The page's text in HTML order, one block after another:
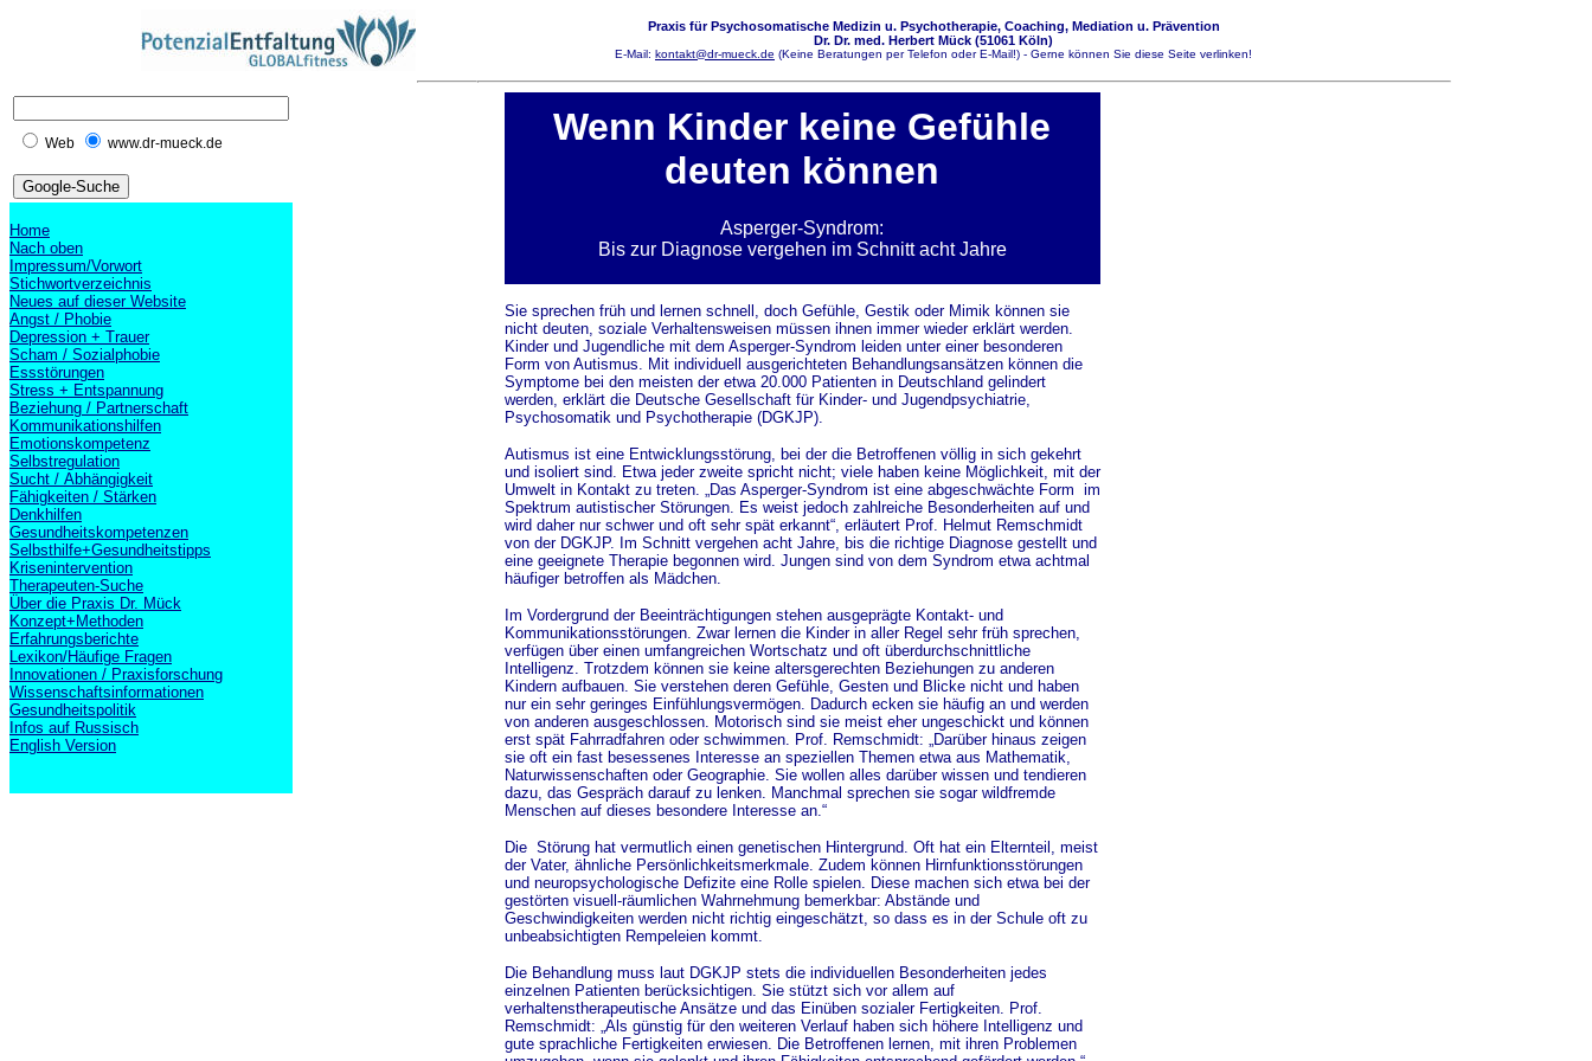
Praxis für Psychosomatische Medizin u. Psychotherapie, Coaching, Mediation u. Prävention
Dr. Dr. med. Herbert Mück (51061 Köln)
E-Mail: kontakt@dr-mueck.de (Keine Beratungen per Telefon oder E-Mail!) - Gerne können Sie diese Seite verlinken!
Web www.dr-mueck.de
Home
Nach oben
Impressum/Vorwort
Stichwortverzeichnis
Neues auf dieser Website
Angst / Phobie
Depression + Trauer
Scham / Sozialphobie
Essstörungen
Stress + Entspannung
Beziehung / Partnerschaft
Kommunikationshilfen
Emotionskompetenz
Selbstregulation
Sucht / Abhängigkeit
Fähigkeiten / Stärken
Denkhilfen
Gesundheitskompetenzen
Selbsthilfe+Gesundheitstipps
Krisenintervention
Therapeuten-Suche
Über die Praxis Dr. Mück
Konzept+Methoden
Erfahrungsberichte
Lexikon/Häufige Fragen
Innovationen / Praxisforschung
Wissenschaftsinformationen
Gesundheitspolitik
Infos auf Russisch
English Version
Wenn Kinder keine Gefühle
deuten können
Asperger-Syndrom:
Bis zur Diagnose vergehen im Schnitt acht Jahre
Sie sprechen früh und lernen schnell, doch Gefühle, Gestik oder Mimik können sie
nicht deuten, soziale Verhaltensweisen müssen ihnen immer wieder erklärt werden.
Kinder und Jugendliche mit dem Asperger-Syndrom leiden unter einer besonderen
Form von Autismus. Mit individuell ausgerichteten Behandlungsansätzen können die
Symptome bei den meisten der etwa 20.000 Patienten in Deutschland gelindert
werden, erklärt die Deutsche Gesellschaft für Kinder- und Jugendpsychiatrie,
Psychosomatik und Psychotherapie (DGKJP).
Autismus ist eine Entwicklungsstörung, bei der die Betroffenen völlig in sich gekehrt
und isoliert sind. Etwa jeder zweite spricht nicht; viele haben keine Möglichkeit, mit der
Umwelt in Kontakt zu treten. „Das Asperger-Syndrom ist eine abgeschwächte Form im
Spektrum autistischer Störungen. Es weist jedoch zahlreiche Besonderheiten auf und
wird daher nur schwer und oft sehr spät erkannt“, erläutert Prof. Helmut Remschmidt
von der DGKJP. Im Schnitt vergehen acht Jahre, bis die richtige Diagnose gestellt und
eine geeignete Therapie begonnen wird. Jungen sind von dem Syndrom etwa achtmal
häufiger betroffen als Mädchen.
Im Vordergrund der Beeinträchtigungen stehen ausgeprägte Kontakt- und
Kommunikationsstörungen. Zwar lernen die Kinder in aller Regel sehr früh sprechen,
verfügen über einen umfangreichen Wortschatz und oft überdurchschnittliche
Intelligenz. Trotzdem können sie keine altersgerechten Beziehungen zu anderen
Kindern aufbauen. Sie verstehen deren Gefühle, Gesten und Blicke nicht und haben
nur ein sehr geringes Einfühlungsvermögen. Dadurch ecken sie häufig an und werden
von anderen ausgeschlossen. Motorisch sind sie meist eher ungeschickt und können
erst spät Fahrradfahren oder schwimmen. Prof. Remschmidt: „Darüber hinaus zeigen
sie oft ein fast besessenes Interesse an speziellen Themen etwa aus Mathematik,
Naturwissenschaften oder Geographie. Sie wollen alles darüber wissen und tendieren
dazu, das Gespräch darauf zu lenken. Manchmal sprechen sie sogar wildfremde
Menschen auf dieses besondere Interesse an.“
Die Störung hat vermutlich einen genetischen Hintergrund. Oft hat ein Elternteil, meist
der Vater, ähnliche Persönlichkeitsmerkmale. Zudem können Hirnfunktionsstörungen
und neuropsychologische Defizite eine Rolle spielen. Diese machen sich etwa bei der
gestörten visuell-räumlichen Wahrnehmung bemerkbar: Abstände und
Geschwindigkeiten werden nicht richtig eingeschätzt, so dass es in der Schule oft zu
unbeabsichtigten Rempeleien kommt.
Die Behandlung muss laut DGKJP stets die individuellen Besonderheiten jedes
einzelnen Patienten berücksichtigen. Sie stützt sich vor allem auf
verhaltenstherapeutische Ansätze und das Einüben sozialer Fertigkeiten. Prof.
Remschmidt: „Als günstig für den weiteren Verlauf haben sich höhere Intelligenz und
gute sprachliche Fertigkeiten erwiesen. Die Betroffenen lernen, mit ihren Problemen